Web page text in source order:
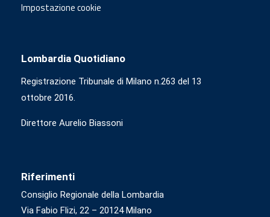
Impostazione cookie
Lombardia Quotidiano
Registrazione Tribunale di Milano n.263 del 13
ottobre 2016.
Direttore Aurelio Biassoni
Riferimenti
Consiglio Regionale della Lombardia
Via Fabio Flizi, 22 – 20124 Milano